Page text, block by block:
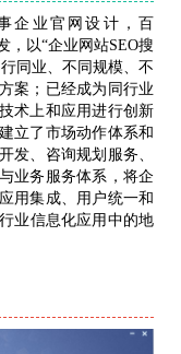
企业官网设计，百
，以“企业网站SEO搜
同业、不同规模、不
案；已经成为同行业
术上和应用进行创新
立了市场动作体系和
发、咨询规划服务、
业务服务体系，将企
用集成、用户统一和
业信息化应用中的地